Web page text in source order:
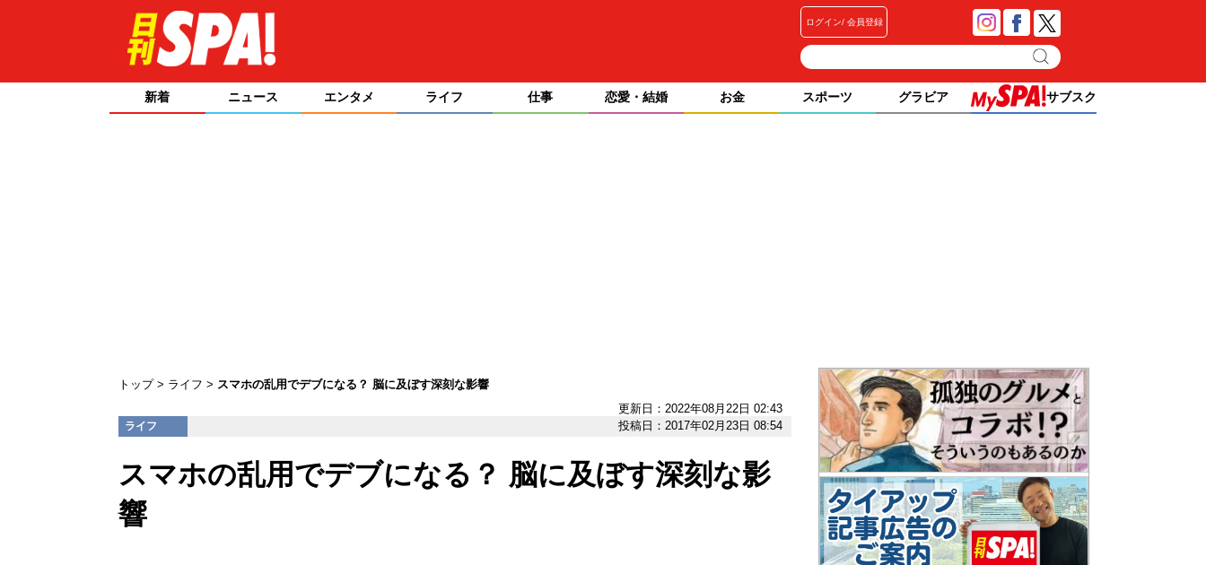
ログイン 会員登録
新着 ニュース エンタメ ライフ 仕事 恋愛・結婚 お金 スポーツ グラビア サブスク
トップ ライフ
スマホの乱用でデブになる？ 脳に及ぼす深刻な影響
更新日：2022年08月22日 02:43
ライフ 投稿日：2017年02月23日 08:54
スマホの乱用でデブになる？ 脳に及ぼす深刻な影
響